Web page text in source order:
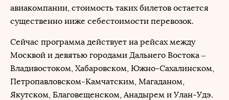
авиакомпании, стоимость таких билетов остается
существенно ниже себестоимости перевозок.
Сейчас программа действует на рейсах между
Москвой и девятью городами Дальнего Востока –
Владивостоком, Хабаровском, Южно-Сахалинском,
Петропавловском-Камчатским, Магаданом,
Якутском, Благовещенском, Анадырем и Улан-Удэ.